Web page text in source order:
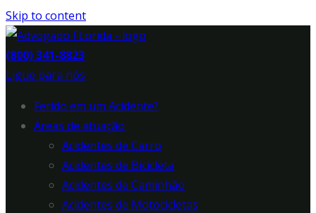
Skip to content
(800) 341-8823
Ligue para nós
Ferido em um Acidente?
Áreas de atuação
Acidentes de Carro
Acidentes de Bicicleta
Acidentes de Caminhão
Acidentes de Motocicletas